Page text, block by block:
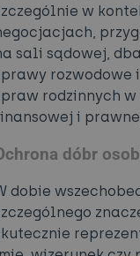
w
sali sądowej,
rozwodowe
rodzinnych
i
dóbr
dobie